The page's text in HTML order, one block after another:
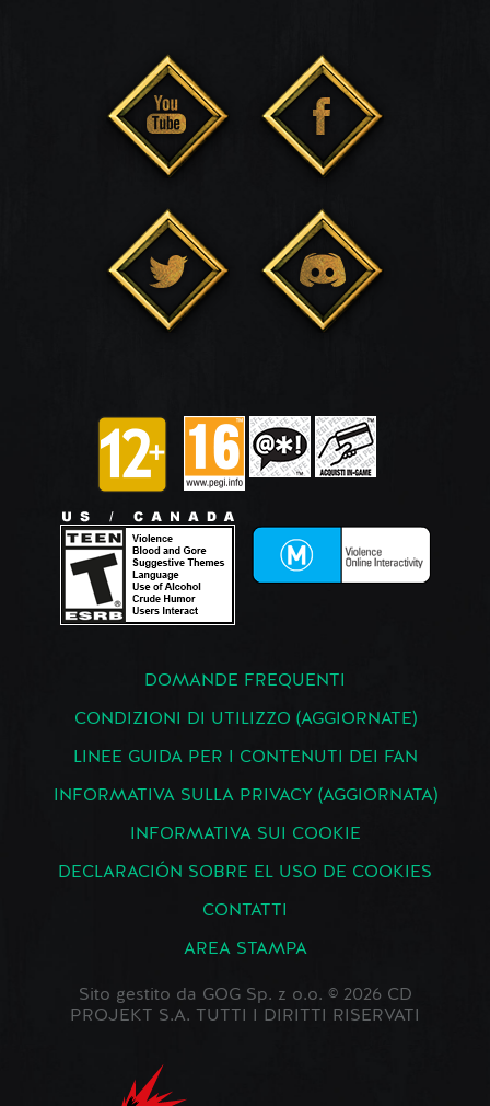
DOMANDE FREQUENTI
CONDIZIONI DI UTILIZZO (AGGIORNATE)
LINEE GUIDA PER I CONTENUTI DEI FAN
INFORMATIVA SULLA PRIVACY (AGGIORNATA)
INFORMATIVA SUI COOKIE
DECLARACIÓN SOBRE EL USO DE COOKIES
CONTATTI
AREA STAMPA
Sito gestito da GOG Sp. z o.o. © 2026 CD
PROJEKT S.A. TUTTI I DIRITTI RISERVATI